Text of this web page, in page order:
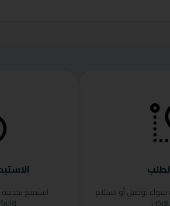
توصيل أو استلام استمتع